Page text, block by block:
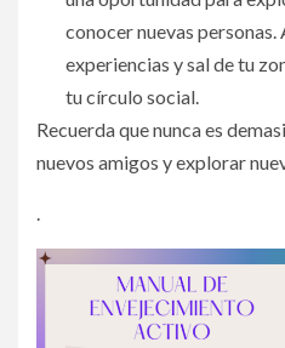
conocer nuevas personas.
experiencias y sal de tu
tu círculo social.
Recuerda que nunca es
nuevos amigos y explorar
.